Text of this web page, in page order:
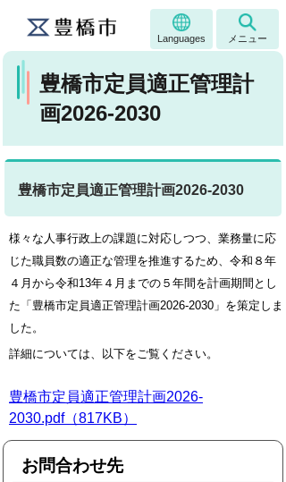
Languages メニュー
豊橋市定員適正管理計
画2026-2030
豊橋市定員適正管理計画2026-2030
様々な人事行政上の課題に対応しつつ、業務量に応
じた職員数の適正な管理を推進するため、令和８年
４月から令和13年４月までの５年間を計画期間とし
た「豊橋市定員適正管理計画2026-2030」を策定しま
した。
詳細については、以下をご覧ください。
豊橋市定員適正管理計画2026-
2030.pdf（817KB）
お問合わせ先